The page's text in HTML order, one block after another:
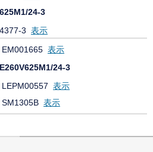
24-3
3
EM001665
24-3
LEPM00557
SM1305B